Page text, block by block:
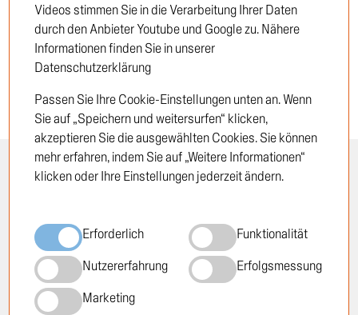
INFORMATION
Standorte
Über TRUCKTEC
Geschichte
Karriere
RECHTLICHES
Datenschutzrichtlinie
Cookie-Richtlinie
AGB
Videos stimmen Sie in die Verarbeitung Ihrer Daten
durch den Anbieter Youtube und Google zu. Nähere
Informationen finden Sie in unserer
Datenschutzerklärung
Passen Sie Ihre Cookie-Einstellungen unten an. Wenn
Sie auf „Speichern und weitersurfen“ klicken,
akzeptieren Sie die ausgewählten Cookies. Sie können
mehr erfahren, indem Sie auf „Weitere Informationen“
klicken oder Ihre Einstellungen jederzeit ändern.
Erforderlich
Funktionalität
Nutzererfahrung
Erfolgsmessung
Marketing